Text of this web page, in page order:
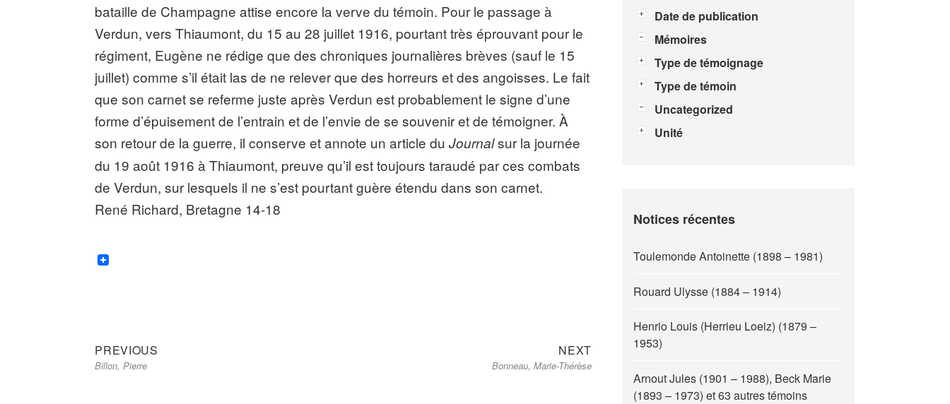
bataille de Champagne attise encore la verve du témoin. Pour le passage à
Verdun, vers Thiaumont, du 15 au 28 juillet 1916, pourtant très éprouvant pour le
régiment, Eugène ne rédige que des chroniques journalières brèves (sauf le 15
juillet) comme s’il était las de ne relever que des horreurs et des angoisses. Le fait
que son carnet se referme juste après Verdun est probablement le signe d’une
forme d’épuisement de l’entrain et de l’envie de se souvenir et de témoigner. À
son retour de la guerre, il conserve et annote un article duJournalsur la journée
du 19 août 1916 à Thiaumont, preuve qu’il est toujours taraudé par ces combats
de Verdun, sur lesquels il ne s’est pourtant guère étendu dans son carnet.
René Richard, Bretagne 14-18
Navigation
de
PREVIOUS
Billon, Pierre
NEXTNext
post:
Bonneau, Marie-Thérèse
Date de publication
Mémoires
Type de témoignage
Type de témoin
Uncategorized
Unité
Notices récentes
Toulemonde Antoinette (1898 – 1981)
Rouard Ulysse (1884 – 1914)
Henrio Louis (Herrieu Loeiz) (1879 –
1953)
Arnout Jules (1901 – 1988), Beck Marie
(1893 – 1973) et 63 autres témoins